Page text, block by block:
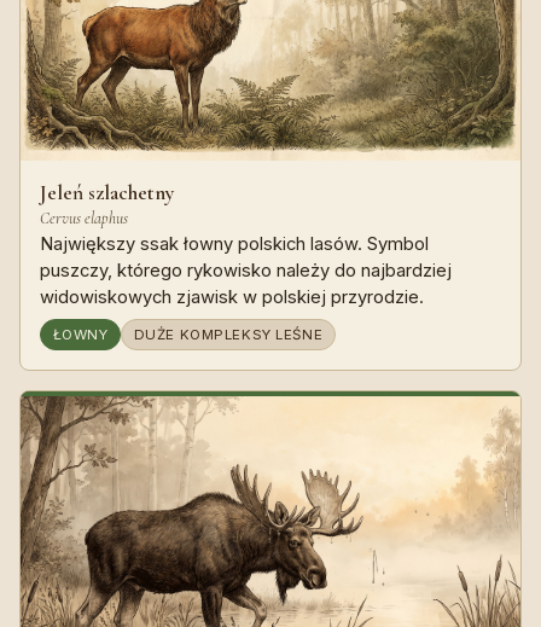
Jeleń szlachetny
Cervus elaphus
Największy ssak łowny polskich lasów. Symbol
puszczy, którego rykowisko należy do najbardziej
widowiskowych zjawisk w polskiej przyrodzie.
ŁOWNY DUŻE KOMPLEKSY LEŚNE